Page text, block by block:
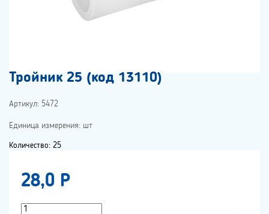
Тройник 25 (код 13110)
Артикул: 5472
Единица измерения: шт
Количество: 25
28,0 P